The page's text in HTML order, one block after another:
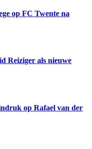
op FC Twente na
Reiziger als nieuwe
op Rafael van der